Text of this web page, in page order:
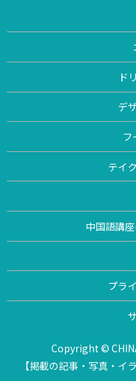
ド
デ
フ
テイ
中国語講
プラ
Copyright ©
【掲載の記事・写真・イ